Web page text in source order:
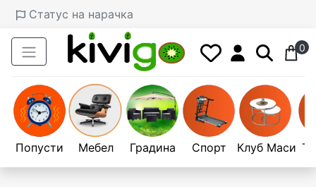
Статус на нарачка
0
Попусти Мебел Градина Спорт Клуб Маси